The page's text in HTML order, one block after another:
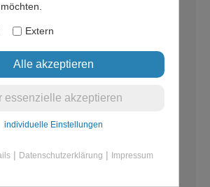
dass meine Daten
zum Versenden des Newsletters
und mein Einverständnis kann
Die
können dieses
absenden, wenn Sie
Extern
individuelle Einstellungen
| Datenschutzerklärung | Impressum